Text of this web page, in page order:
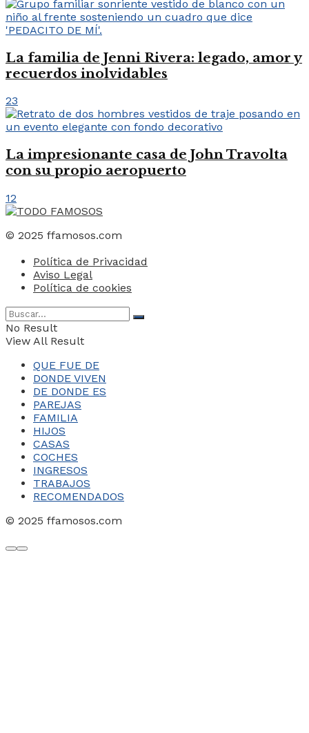
La familia de Jenni Rivera: legado, amor y
recuerdos inolvidables
23
La impresionante casa de John Travolta
con su propio aeropuerto
12
© 2025 ffamosos.com
Política de Privacidad
Aviso Legal
Política de cookies
No Result
View All Result
QUE FUE DE
DONDE VIVEN
DE DONDE ES
PAREJAS
FAMILIA
HIJOS
CASAS
COCHES
INGRESOS
TRABAJOS
RECOMENDADOS
© 2025 ffamosos.com